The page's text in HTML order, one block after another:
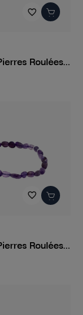
favorite_border
Roulées...
favorite_border
Roulées...